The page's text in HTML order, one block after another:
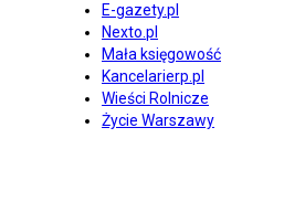
E-gazety.pl
Nexto.pl
Mała księgowość
Kancelarierp.pl
Wieści Rolnicze
Życie Warszawy